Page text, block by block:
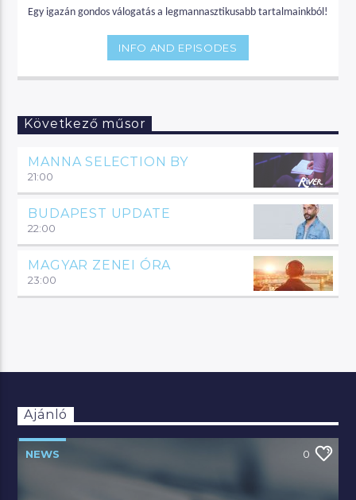
Egy igazán gondos válogatás a legmannasztikusabb tartalmainkból!
INFO AND EPISODES
Következő műsor
MANNA SELECTION BY
21:00
BUDAPEST UPDATE
22:00
MAGYAR ZENEI ÓRA
23:00
Ajánló
NEWS 0